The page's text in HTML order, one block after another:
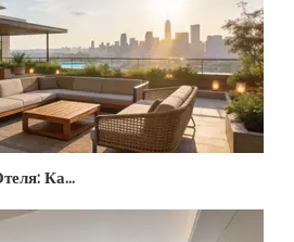
Уличная Мебель Для Отеля: Как Обустроить Террасу И Летнюю Площадку — Гид Для Отельеров 2026